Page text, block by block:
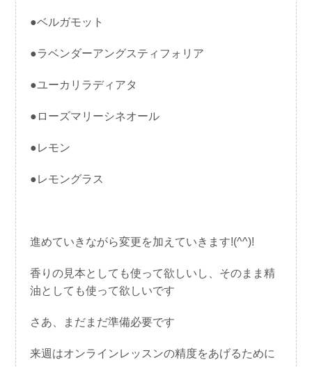
●ベルガモット
●ラベンダーアングスティフォリア
●ユーカリラディアタ
●ローズマリーシネオール
●レモン
●レモングラス
進めていきながら変更を加えていきます!(^^)!
香りの見本としても使って欲しいし、そのまま精
油としても使って欲しいです
さあ、まだまだ準備必要です
来週はオンラインレッスンの精度をあげるために